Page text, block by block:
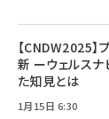
【CNDW2025
新 ーウェルス
た知見とは
1月15日 6:30